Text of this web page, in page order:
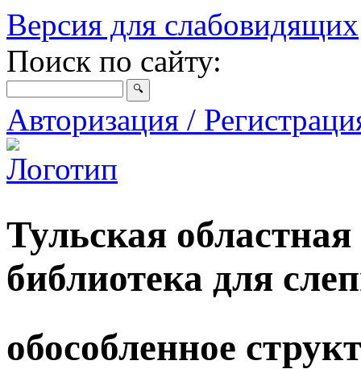
Версия для слабовидящих
Поиск по сайту:
Авторизация /
Тульская
библиотека для
обособленное